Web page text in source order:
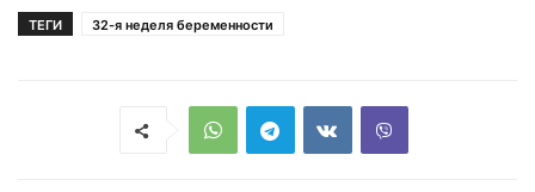
ТЕГИ 32-я неделя беременности